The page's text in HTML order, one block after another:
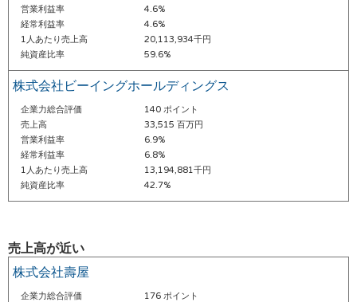
営業利益率
4.6%
経常利益率
4.6%
1人あたり売上高
20,113,934千円
純資産比率
59.6%
株式会社ビーイングホールディングス
企業力総合評価
140 ポイント
売上高
33,515 百万円
営業利益率
6.9%
経常利益率
6.8%
1人あたり売上高
13,194,881千円
純資産比率
42.7%
売上高が近い
株式会社壽屋
企業力総合評価
176 ポイント